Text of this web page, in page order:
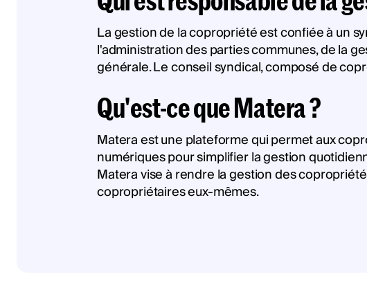
La gestion de la copropriété est confiée à un
l'administration des parties communes, de la
générale. Le conseil syndical, composé de
Qu'est-ce que Matera ?
Matera est une plateforme qui permet aux
numériques pour simplifier la gestion
Matera vise à rendre la gestion des
copropriétaires eux-mêmes.